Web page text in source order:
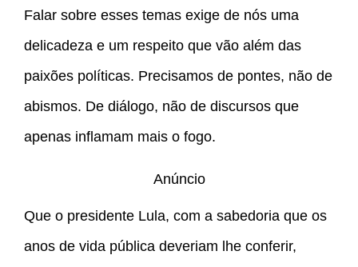
Falar sobre esses temas exige de nós uma
delicadeza e um respeito que vão além das
paixões políticas. Precisamos de pontes, não de
abismos. De diálogo, não de discursos que
apenas inflamam mais o fogo.
Anúncio
Que o presidente Lula, com a sabedoria que os
anos de vida pública deveriam lhe conferir,